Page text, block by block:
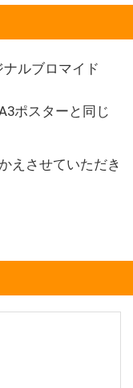
ルブロマイド
ポスターと同じ
えさせていただき